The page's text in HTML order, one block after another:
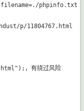
phpinfo.txt
p/11804767.html
，有绕过风险